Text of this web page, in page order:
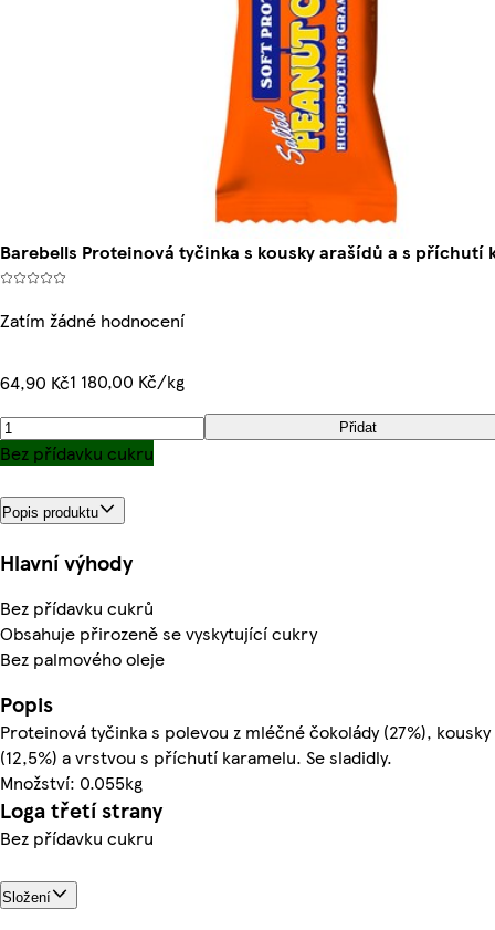
Barebells Proteinová tyčinka s kousky arašídů a s příchutí
Zatím žádné hodnocení
64,90 Kč1 180,00 Kč/kg
Přidat
Bez přídavku cukru
Popis produktu
Hlavní výhody
Bez přídavku cukrů
Obsahuje přirozeně se vyskytující cukry
Bez palmového oleje
Popis
Proteinová tyčinka s polevou z mléčné čokolády (27%),
(12,5%) a vrstvou s příchutí karamelu. Se sladidly.
Množství: 0.055kg
Loga třetí strany
Bez přídavku cukru
Složení